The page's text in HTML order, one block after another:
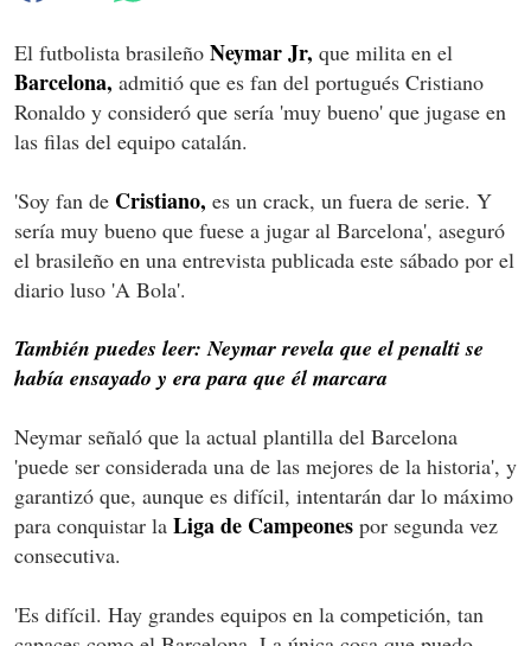
El futbolista brasileño Neymar Jr, que milita en el
Barcelona, admitió que es fan del portugués Cristiano
Ronaldo y consideró que sería 'muy bueno' que jugase en
las filas del equipo catalán.
'Soy fan de Cristiano, es un crack, un fuera de serie. Y
sería muy bueno que fuese a jugar al Barcelona', aseguró
el brasileño en una entrevista publicada este sábado por el
diario luso 'A Bola'.
También puedes leer: Neymar revela que el penalti se
había ensayado y era para que él marcara
Neymar señaló que la actual plantilla del Barcelona
'puede ser considerada una de las mejores de la historia', y
garantizó que, aunque es difícil, intentarán dar lo máximo
para conquistar la Liga de Campeones por segunda vez
consecutiva.
'Es difícil. Hay grandes equipos en la competición, tan